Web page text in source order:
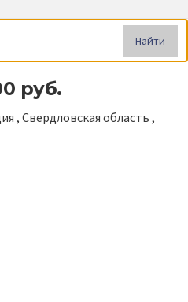
Найти
руб.
, Свердловская область ,